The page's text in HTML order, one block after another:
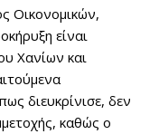
Οικονομικών,
είναι
Χανίων και
διευκρίνισε, δεν
καθώς ο